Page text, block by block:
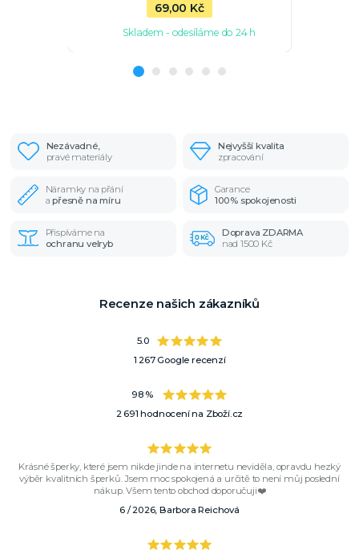
69,00 Kč
Skladem - odesíláme do 24 h
Nezávadné,
pravé materiály
Nejvyšší kvalita
zpracování
Náramky na přání
apřesně na míru
Garance
100% spokojenosti
Přispíváme na
ochranu velryb
Doprava ZDARMA
nad 1500 Kč
Recenze našich zákazníků
5.0
1 267 Google recenzí
98 %
2 691 hodnocení na Zboží.cz
Krásné šperky, které jsem nikde jinde na internetu neviděla, opravdu hezký
výběr kvalitních šperků. Jsem moc spokojená a určitě to není můj poslední
nákup. Všem tento obchod doporučuji❤️
6 / 2026, Barbora Reichová